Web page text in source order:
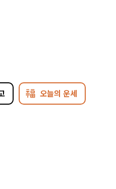
오늘의 운세